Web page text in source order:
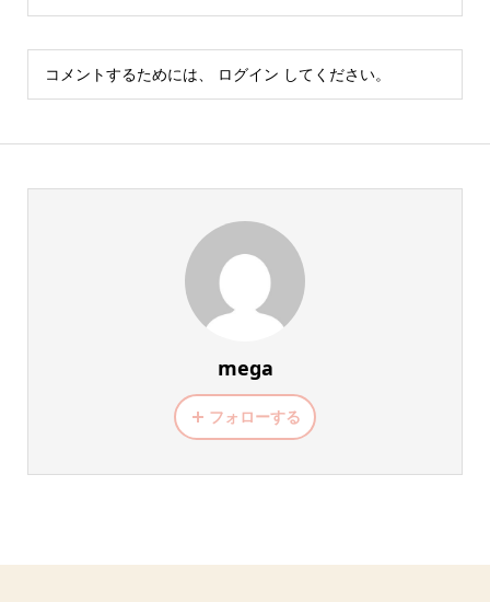
コメントするためには、 ログイン してください。
mega
フォローする